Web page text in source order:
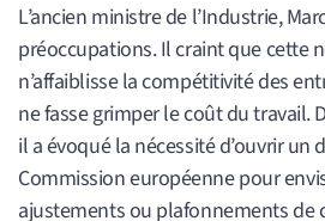
L’ancien ministre de l’Industrie,
préoccupations. Il craint que cette
n’affaiblisse la compétitivité des
ne fasse grimper le coût du travail.
il a évoqué la nécessité d’ouvrir un
Commission européenne pour
ajustements ou plafonnements de